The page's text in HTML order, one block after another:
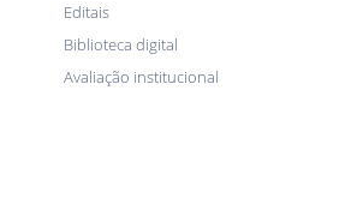
Editais
Biblioteca digital
Avaliação institucional